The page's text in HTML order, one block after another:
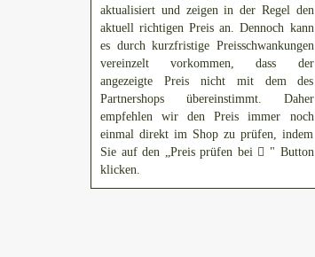
aktualisiert und zeigen in der Regel den
aktuell richtigen Preis an. Dennoch kann
es durch kurzfristige Preisschwankungen
vereinzelt vorkommen, dass der
angezeigte Preis nicht mit dem des
Partnershops übereinstimmt. Daher
empfehlen wir den Preis immer noch
einmal direkt im Shop zu prüfen, indem
Sie auf den „Preis prüfen bei
" Button
klicken.